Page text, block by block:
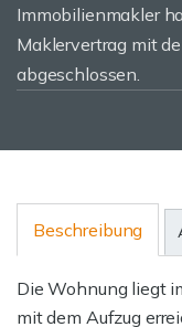
Immobilienmakler
Maklervertrag mit
abgeschlossen.
Beschreibung
Die Wohnung liegt
mit dem Aufzug